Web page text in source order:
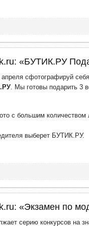
«БУТИК.РУ
сфотографируй
. Мы готовы подарить 3
с большим количеством
выберет БУТИК.РУ.
«Экзамен по
серию конкурсов на